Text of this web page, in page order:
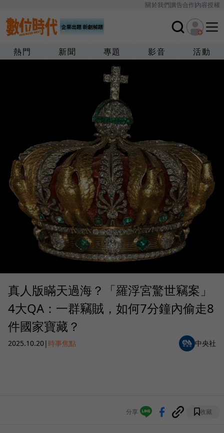
關於我們廣告合作內容授權
熱門 新聞 專題 影音 活動
真人版瞞天過海？「羅浮宮驚世竊案」
4大QA：一群竊賊，如何7分鐘內偷走8
件國家寶藏？
2025.10.20| 時事焦點 中央社
分享 收藏